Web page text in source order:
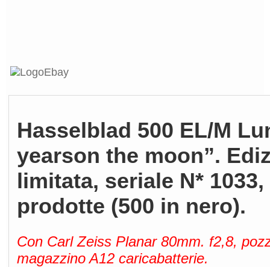
Hasselblad 500 EL/M
yearson the moon”.
limitata, seriale N*
prodotte (500 in nero).
Con Carl Zeiss Planar 80mm. f2,8,
magazzino A12 caricabatterie.